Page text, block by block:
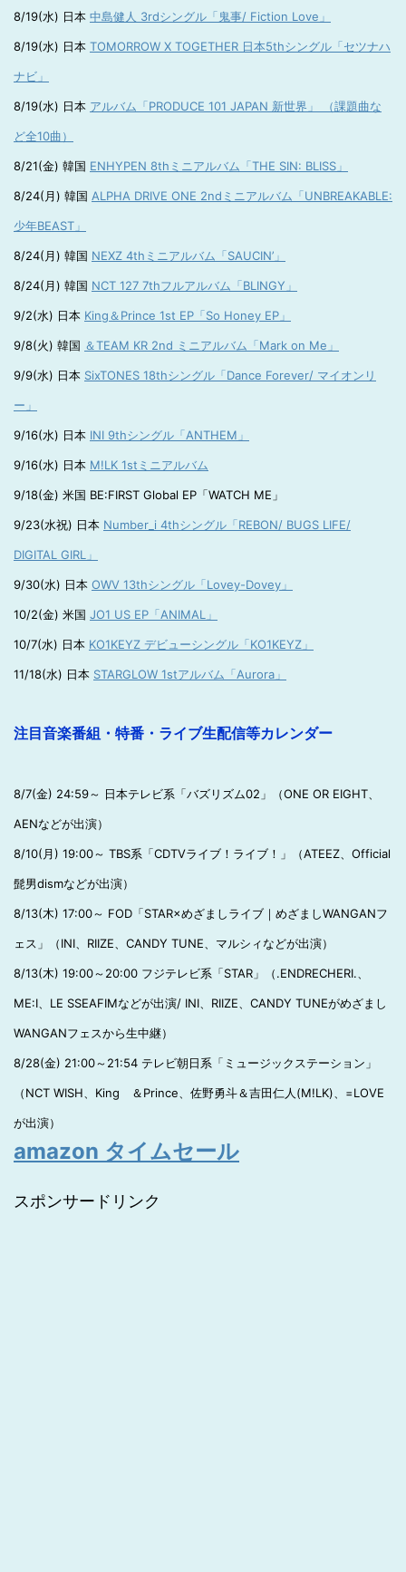
8/19(水) 日本 中島健人 3rdシングル「鬼事/ Fiction Love」
8/19(水) 日本 TOMORROW X TOGETHER 日本5thシングル「セツナハ
ナビ」
8/19(水) 日本 アルバム「PRODUCE 101 JAPAN 新世界」 （課題曲な
ど全10曲）
8/21(金) 韓国 ENHYPEN 8thミニアルバム「THE SIN: BLISS」
8/24(月) 韓国 ALPHA DRIVE ONE 2ndミニアルバム「UNBREAKABLE:
少年BEAST」
8/24(月) 韓国 NEXZ 4thミニアルバム「SAUCIN’」
8/24(月) 韓国 NCT 127 7thフルアルバム「BLINGY」
9/2(水) 日本 King＆Prince 1st EP「So Honey EP」
9/8(火) 韓国 ＆TEAM KR 2nd ミニアルバム「Mark on Me」
9/9(水) 日本 SixTONES 18thシングル「Dance Forever/ マイオンリ
ー」
9/16(水) 日本 INI 9thシングル「ANTHEM」
9/16(水) 日本 M!LK 1stミニアルバム
9/18(金) 米国 BE:FIRST Global EP「WATCH ME」
9/23(水祝) 日本 Number_i 4thシングル「REBON/ BUGS LIFE/
DIGITAL GIRL」
9/30(水) 日本 OWV 13thシングル「Lovey-Dovey」
10/2(金) 米国 JO1 US EP「ANIMAL」
10/7(水) 日本 KO1KEYZ デビューシングル「KO1KEYZ」
11/18(水) 日本 STARGLOW 1stアルバム「Aurora」
注目音楽番組・特番・ライブ生配信等カレンダー
8/7(金) 24:59～ 日本テレビ系「バズリズム02」（ONE OR EIGHT、
AENなどが出演）
8/10(月) 19:00～ TBS系「CDTVライブ！ライブ！」（ATEEZ、Official
髭男dismなどが出演）
8/13(木) 17:00～ FOD「STAR×めざましライブ｜めざましWANGANフ
ェス」（INI、RIIZE、CANDY TUNE、マルシィなどが出演）
8/13(木) 19:00～20:00 フジテレビ系「STAR」（.ENDRECHERI.、
ME:I、LE SSEAFIMなどが出演/ INI、RIIZE、CANDY TUNEがめざまし
WANGANフェスから生中継）
8/28(金) 21:00～21:54 テレビ朝日系「ミュージックステーション」
（NCT WISH、King ＆Prince、佐野勇斗＆吉田仁人(M!LK)、=LOVE
が出演）
amazon タイムセール
スポンサードリンク